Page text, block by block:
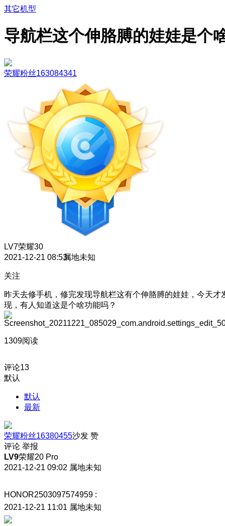
其它机型
导航栏这个伸胳膊的娃娃是个
荣耀粉丝163084341
LV7荣耀30
2021-12-21 08:53属地未知
关注
昨天去修手机，修完发现导航栏这有个伸胳膊的娃娃，今天才
现，有人知道这是个啥功能吗？
1309阅读
评论13
默认
默认
最新
荣耀粉丝16380455沙发 赞
评论 举报
LV9荣耀20 Pro
2021-12-21 09:02 属地未知
HONOR2503097574959 :
2021-12-21 11:01 属地未知